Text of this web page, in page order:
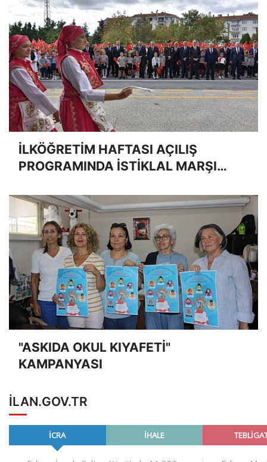
İLKÖĞRETİM HAFTASI AÇILIŞ
PROGRAMINDA İSTİKLAL MARŞI
"ASKIDA OKUL KIYAFETİ"
KAMPANYASI
ILAN.GOV.TR